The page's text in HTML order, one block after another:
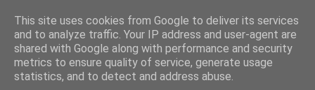
This site uses cookies from Google to deliver its services
and to analyze traffic. Your IP address and user-agent are
shared with Google along with performance and security
metrics to ensure quality of service, generate usage
statistics, and to detect and address abuse.